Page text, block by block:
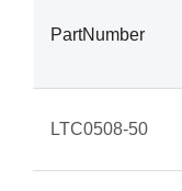
PartNumber
LTC0508-50